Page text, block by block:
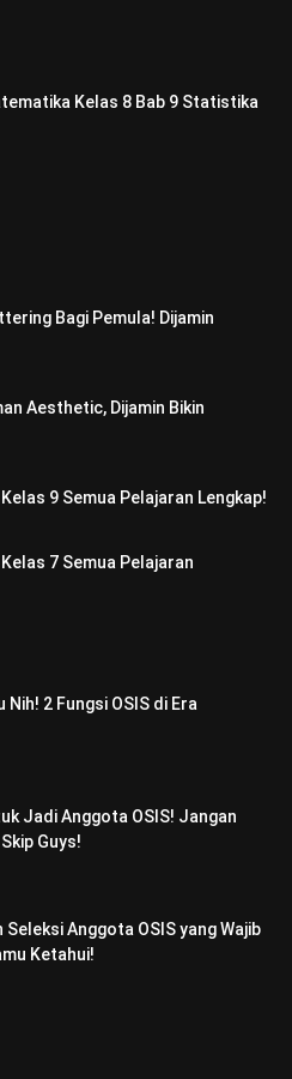
Kelas 8 Bab 9 Statistika
Bagi Pemula! Dijamin
Aesthetic, Dijamin Bikin
9 Semua Pelajaran Lengkap!
7 Semua Pelajaran
Nih! 2 Fungsi OSIS di Era
Jadi Anggota OSIS! Jangan
Guys!
Seleksi Anggota OSIS yang Wajib
Ketahui!